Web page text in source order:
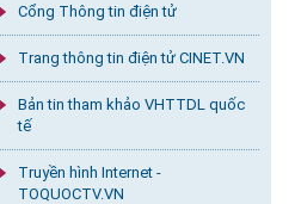
Cổng Thông tin điện tử
Trang thông tin điện tử CINET.VN
Bản tin tham khảo VHTTDL quốc
tế
Truyền hình Internet -
TOQUOCTV.VN